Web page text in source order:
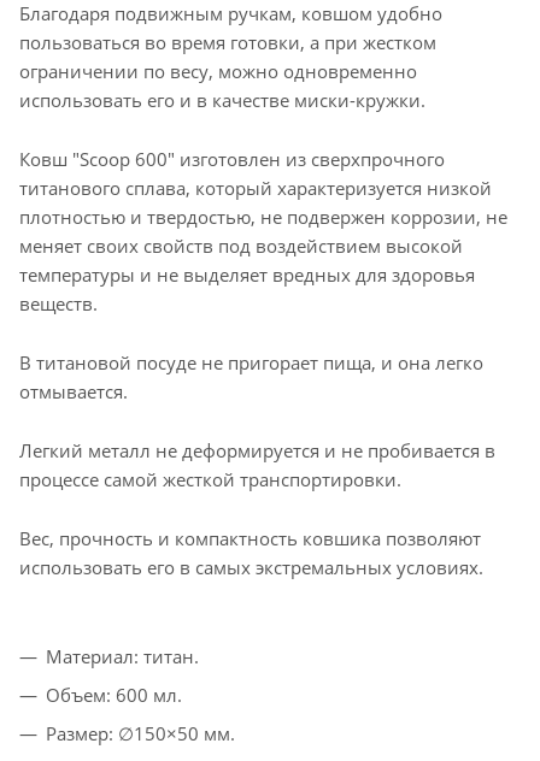
Благодаря подвижным ручкам, ковшом удобно
пользоваться во время готовки, а при жестком
ограничении по весу, можно одновременно
использовать его и в качестве миски-кружки.
Ковш "Scoop 600" изготовлен из сверхпрочного
титанового сплава, который характеризуется низкой
плотностью и твердостью, не подвержен коррозии, не
меняет своих свойств под воздействием высокой
температуры и не выделяет вредных для здоровья
веществ.
В титановой посуде не пригорает пища, и она легко
отмывается.
Легкий металл не деформируется и не пробивается в
процессе самой жесткой транспортировки.
Вес, прочность и компактность ковшика позволяют
использовать его в самых экстремальных условиях.
Материал: титан.
Объем: 600 мл.
Размер: ∅150×50 мм.